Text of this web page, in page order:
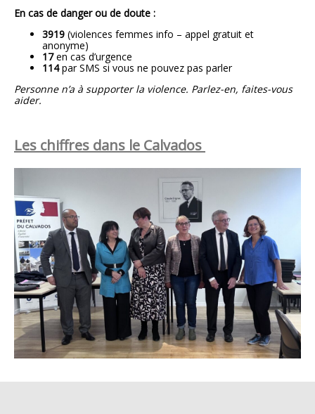
En cas de danger ou de doute :
3919 (violences femmes info – appel gratuit et
anonyme)
17en cas d’urgence
114par SMS si vous ne pouvez pas parler
Personne n’a à supporter la violence. Parlez-en, faites-vous
aider.
Les chiffres dans le Calvados